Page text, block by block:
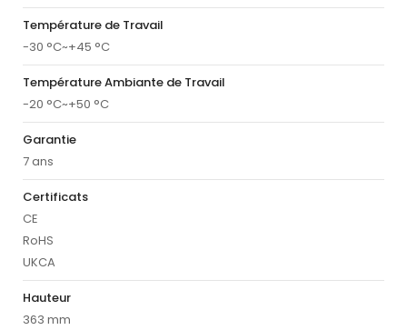
Température de Travail
-30 °C~+45 °C
Température Ambiante de Travail
-20 °C~+50 °C
Garantie
7 ans
Certificats
CE
RoHS
UKCA
Hauteur
363 mm